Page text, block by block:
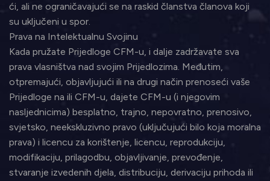
ći, ali ne ograničavajući se na raskid članstva članova koji
su uključeni u spor.
Prava na Intelektualnu Svojinu
Kada pružate Prijedloge CFM-u, i dalje zadržavate sva
prava vlasništva nad svojim Prijedlozima. Međutim,
otpremajući, objavljujući ili na drugi način prenoseći vaše
Prijedloge na ili CFM-u, dajete CFM-u (i njegovim
nasljednicima) besplatno, trajno, nepovratno, prenosivo,
svjetsko, neekskluzivno pravo (uključujući bilo koja moralna
prava) i licencu za korištenje, licencu, reprodukciju,
modifikaciju, prilagodbu, objavljivanje, prevođenje,
stvaranje izvedenih djela, distribuciju, derivaciju prihoda ili